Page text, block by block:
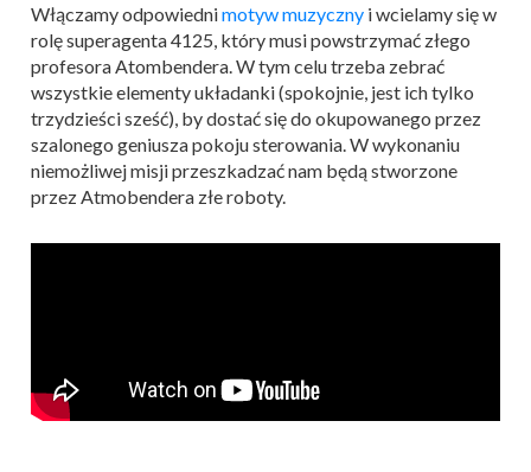
Włączamy odpowiednimotyw muzyczny i wcielamy się w
rolę superagenta 4125, który musi powstrzymać złego
profesora Atombendera. W tym celu trzeba zebrać
wszystkie elementy układanki (spokojnie, jest ich tylko
trzydzieści sześć), by dostać się do okupowanego przez
szalonego geniusza pokoju sterowania. W wykonaniu
niemożliwej misji przeszkadzać nam będą stworzone
przez Atmobendera złe roboty.